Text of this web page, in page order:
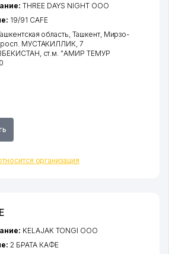
организация
THREE DAYS NIGHT ООО
19/91 CAFE
область ,Ташкент, Мирзо-
МУСТАКИЛЛИК , 7
ст.м. "АМИР ТЕМУР
KELAJAK TONGI ООО
2 БРАТА КАФЕ